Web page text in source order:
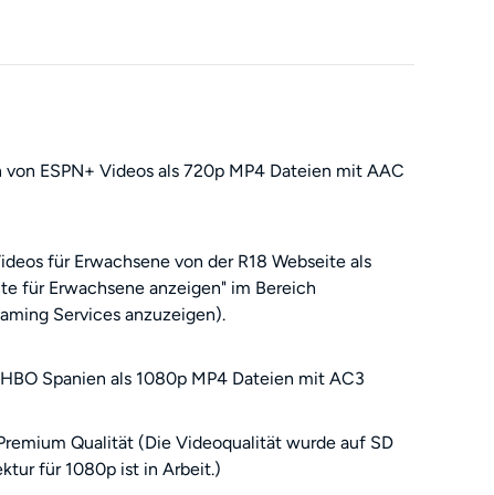
ESPN+ Videos als 720p MP4 Dateien mit AAC
für Erwachsene von der R18 Webseite als
für Erwachsene anzeigen" im Bereich
Services anzuzeigen).
Spanien als 1080p MP4 Dateien mit AC3
Qualität (Die Videoqualität wurde auf SD
für 1080p ist in Arbeit.)